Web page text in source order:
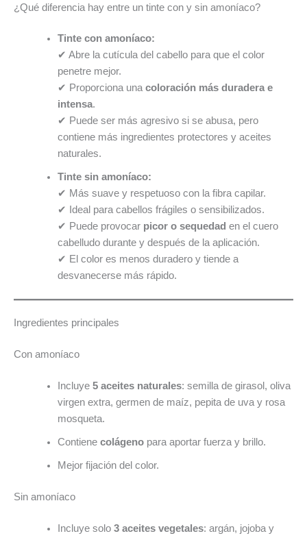
¿Qué diferencia hay entre un tinte con y sin amoníaco?
Tinte con amoníaco:
✔ Abre la cutícula del cabello para que el color
penetre mejor.
✔ Proporciona unacoloración más duradera e
intensa.
✔ Puede ser más agresivo si se abusa, pero
contiene más ingredientes protectores y aceites
naturales.
Tinte sin amoníaco:
✔ Más suave y respetuoso con la fibra capilar.
✔ Ideal para cabellos frágiles o sensibilizados.
✔ Puede provocar picor o sequedad en el cuero
cabelludo durante y después de la aplicación.
✔ El color es menos duradero y tiende a
desvanecerse más rápido.
Ingredientes principales
Con amoníaco
Incluye 5 aceites naturales: semilla de girasol, oliva
virgen extra, germen de maíz, pepita de uva y rosa
mosqueta.
Contiene colágenopara aportar fuerza y brillo.
Mejor fijación del color.
Sin amoníaco
Incluye solo 3 aceites vegetales: argán, jojoba y